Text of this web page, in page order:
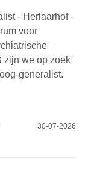
- Herlaarhof -
voor
zijn we op zoek
generalist.
30-07-2026